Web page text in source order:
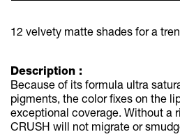
12 velvety matte shades for a
Description :
Because of its formula ultra
pigments, the color fixes on the
exceptional coverage. Without a
CRUSH will not migrate or